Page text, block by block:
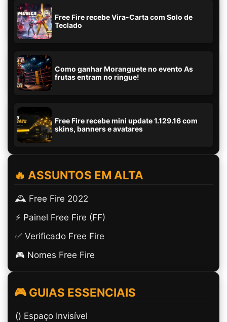
Free Fire recebe Vira-Carta com Solo de
Teclado
Como ganhar Moranguete no evento As
frutas entram no ringue!
Free Fire recebe mini update 1.129.16 com
skins, banners e avatares
🔥 ASSUNTOS EM ALTA
🕰️ Free Fire 2022
⚡ Painel Free Fire (FF)
✅ Verificado Free Fire
🎮 Nomes Free Fire
🎮 GUIAS ESSENCIAIS
(ㅤ) Espaço Invisível